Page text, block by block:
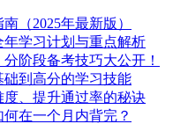
（2025年最新版）
学习计划与重点解析
阶段备考技巧大公开！
到高分的学习技能
、提升通过率的秘诀
在一个月内背完？